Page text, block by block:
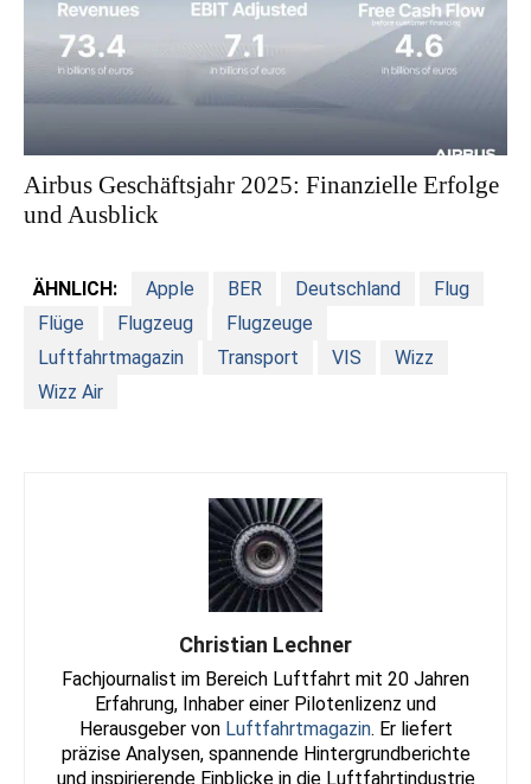
Airbus Geschäftsjahr 2025: Finanzielle Erfolge
und Ausblick
ÄHNLICH: Apple BER Deutschland
Flug
Flüge
Flugzeug
Flugzeuge
Luftfahrtmagazin
Transport VIS
Wizz
Wizz Air
Christian Lechner
Fachjournalist im Bereich Luftfahrt mit 20 Jahren
Erfahrung, Inhaber einer Pilotenlizenz und
Herausgeber von Luftfahrtmagazin. Er liefert
präzise Analysen, spannende Hintergrundberichte
und inspirierende Einblicke in die Luftfahrtindustrie